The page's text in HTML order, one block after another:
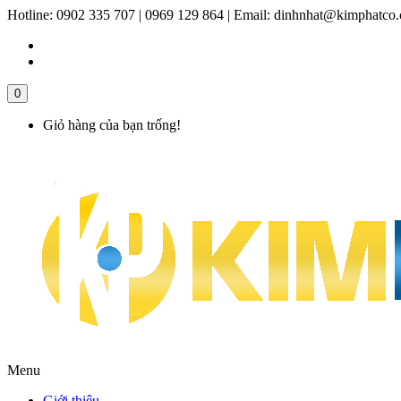
Hotline: 0902 335 707 | 0969 129 864 | Email:
0
Giỏ hàng của bạn trống!
Menu